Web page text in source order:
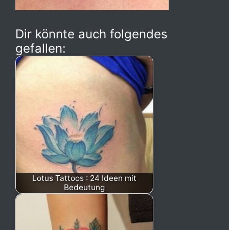
Dir könnte auch folgendes
gefallen:
Lotus Tattoos : 24 Ideen mit
Bedeutung